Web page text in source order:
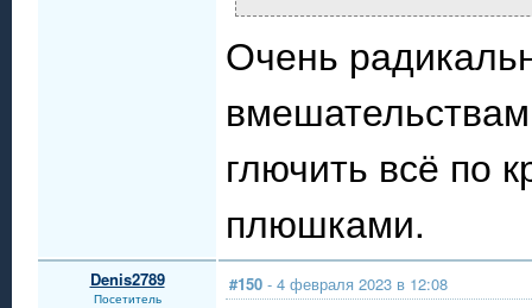
Очень
глючить всё по
плюшками.
Denis2789
Посетитель
#150 - 4 февраля 2023 в 12:08